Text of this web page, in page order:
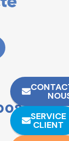
SERVICE
CLIENT